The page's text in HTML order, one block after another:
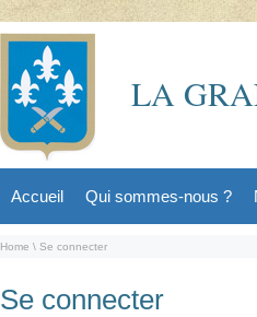
LA
Accueil Qui sommes-nous ?
Home \ Se connecter
Se connecter